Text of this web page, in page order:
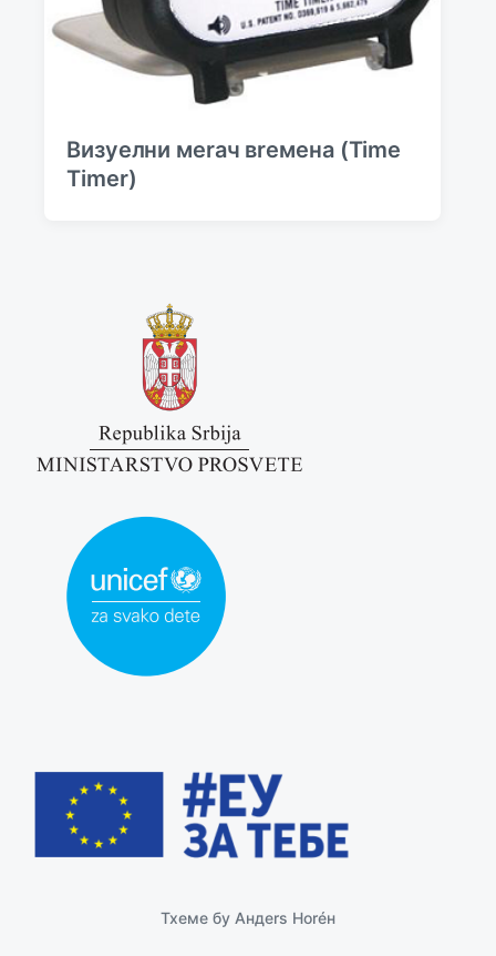
Визуeлни мerач вreмeна (Time
Timer)
Тхeмe бy Андers Ноréн